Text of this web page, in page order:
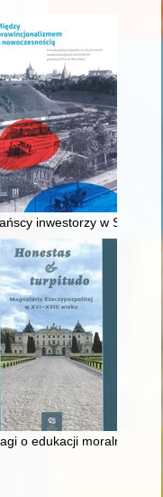
Ślązakainwestorzy w
od
o edukacji moralnej